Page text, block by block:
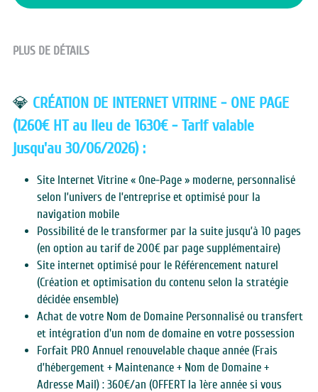
PLUS DE DÉTAILS
💎 CRÉATION DE INTERNET VITRINE - ONE PAGE
(1260€ HT au lieu de 1630€ - Tarif valable
jusqu'au 30/06/2026) :
Site Internet Vitrine « One-Page » moderne, personnalisé
selon l’univers de l’entreprise et optimisé pour la
navigation mobile
Possibilité de le transformer par la suite jusqu’à 10 pages
(en option au tarif de 200€ par page supplémentaire)
Site internet optimisé pour le Référencement naturel
(Création et optimisation du contenu selon la stratégie
décidée ensemble)
Achat de votre Nom de Domaine Personnalisé ou transfert
et intégration d'un nom de domaine en votre possession
Forfait PRO Annuel renouvelable chaque année (Frais
d’hébergement + Maintenance + Nom de Domaine +
Adresse Mail) : 360€/an (OFFERT la 1ère année si vous